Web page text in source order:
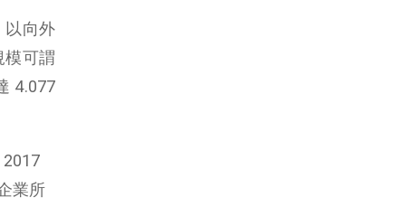
以向外
模可謂
4.077
業所